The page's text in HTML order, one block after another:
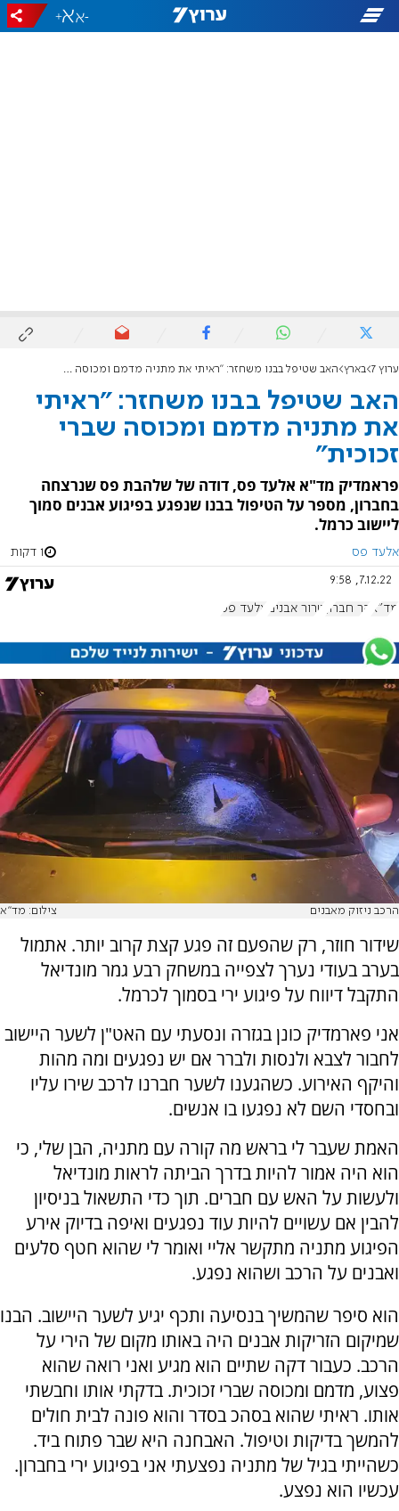
-
+
ערוץ 7 בארץ האב שטיפל בבנו משחזר: "ראיתי את מתניה מדמם ומכוסה שברי זכוכית"
האב שטיפל בבנו משחזר: "ראיתי
את מתניה מדמם ומכוסה שברי
זכוכית"
פראמדיק מד"א אלעד פס, דודה של שלהבת פס שנרצחה
בחברון, מספר על הטיפול בבנו שנפגע בפיגוע אבנים סמוך
ליישוב כרמל.
אלעד פס 1 דקות
7.12.22, 9:58
מד"א הר חברון טרור אבנים אלעד פס
הרכב ניזוק מאבנים צילום: מד''א
שידור חוזר, רק שהפעם זה פגע קצת קרוב יותר. אתמול
בערב בעודי נערך לצפייה במשחק רבע גמר מונדיאל
התקבל דיווח על פיגוע ירי בסמוך לכרמל.
אני פארמדיק כונן בגזרה ונסעתי עם האט"ן לשער היישוב
לחבור לצבא ולנסות ולברר אם יש נפגעים ומה מהות
והיקף האירוע. כשהגענו לשער חברנו לרכב שירו עליו
ובחסדי השם לא נפגעו בו אנשים.
האמת שעבר לי בראש מה קורה עם מתניה, הבן שלי, כי
הוא היה אמור להיות בדרך הביתה לראות מונדיאל
ולעשות על האש עם חברים. תוך כדי התשאול בניסיון
להבין אם עשויים להיות עוד נפגעים ואיפה בדיוק אירע
הפיגוע מתניה מתקשר אליי ואומר לי שהוא חטף סלעים
ואבנים על הרכב ושהוא נפגע.
הוא סיפר שהמשיך בנסיעה ותכף יגיע לשער היישוב. הבנו
שמיקום הזריקות אבנים היה באותו מקום של הירי על
הרכב. כעבור דקה שתיים הוא מגיע ואני רואה שהוא
פצוע, מדמם ומכוסה שברי זכוכית. בדקתי אותו וחבשתי
אותו. ראיתי שהוא בסהכ בסדר והוא פונה לבית חולים
להמשך בדיקות וטיפול. האבחנה היא שבר פתוח ביד.
כשהייתי בגיל של מתניה נפצעתי אני בפיגוע ירי בחברון.
עכשיו הוא נפצע.